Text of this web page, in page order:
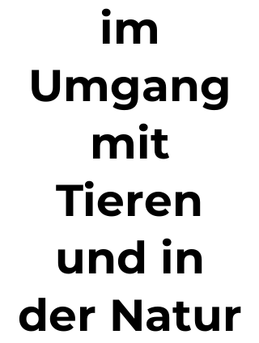
im
Umgang
mit
Tieren
und in
der Natur